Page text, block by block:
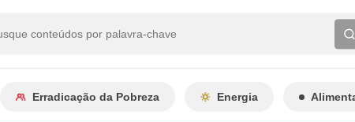
Erradicação da Pobreza Energia